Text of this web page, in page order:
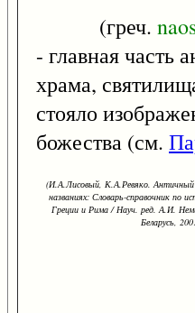
(греч.
- главная часть
храма,
стояло
божества (см.
(И.А.Лисовый, К.А.Ревяко. Античный
названиях: Словарь-справочник по
Греции и Рима / Науч. ред. А.И.
Беларусь,